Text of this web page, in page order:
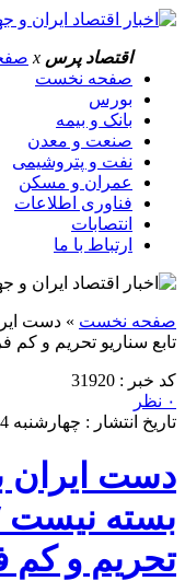
اقتصاد پرس x
صفحه نخست
بورس
بانک و بیمه
صنعت و معدن
نفت و پتروشیمی
عمران و مسکن
فناوری اطلاعات
انتصابات
ارتباط با ما
صفحه نخست » دست
تابع سناریو تحریم و
کد خبر : 31920
۰ نظر
تاریخ انتشار : چهارشنبه 24 بهمن 1403 - 10:52
دست ایران
بسته نیست /
تحریم و